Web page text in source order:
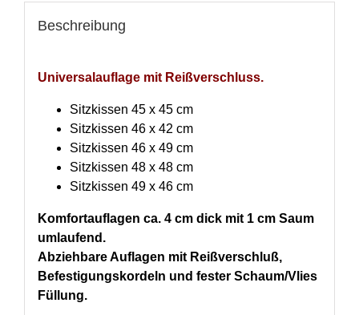
Beschreibung
Universalauflage mit Reißverschluss.
Sitzkissen 45 x 45 cm
Sitzkissen 46 x 42 cm
Sitzkissen 46 x 49 cm
Sitzkissen 48 x 48 cm
Sitzkissen 49 x 46 cm
Komfortauflagen ca. 4 cm dick mit 1 cm Saum
umlaufend.
Abziehbare Auflagen mit Reißverschluß,
Befestigungskordeln und fester Schaum/Vlies
Füllung.